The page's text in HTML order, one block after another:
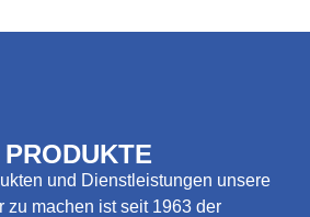
und Dienstleistungen unsere
zu machen ist seit 1963 der